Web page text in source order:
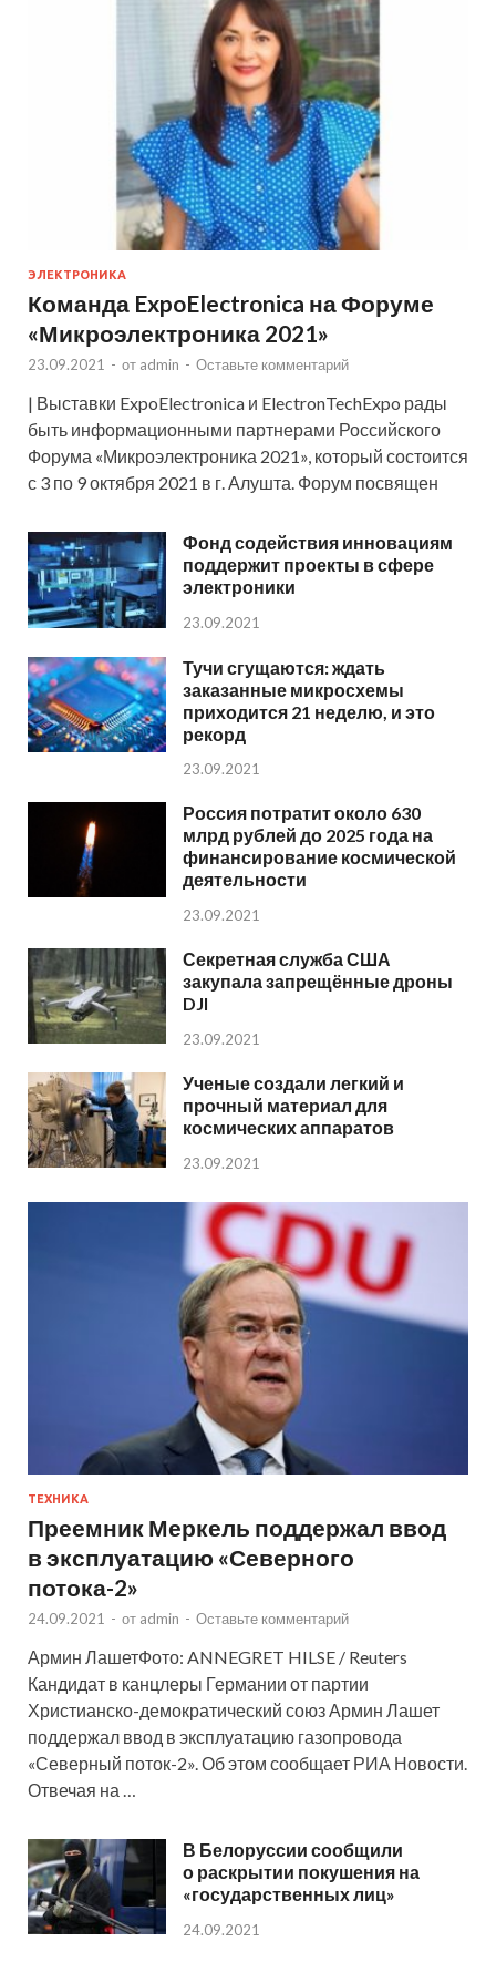
ЭЛЕКТРОНИКА
Команда ExpoElectronica на Форуме
«Микроэлектроника 2021»
23.09.2021 - от admin - Оставьте комментарий
| Выставки ExpoElectronica и ElectronTechExpo рады
быть информационными партнерами Российского
Форума «Микроэлектроника 2021», который состоится
с 3 по 9 октября 2021 в г. Алушта. Форум посвящен
Фонд содействия инновациям
поддержит проекты в сфере
электроники
23.09.2021
Тучи сгущаются: ждать
заказанные микросхемы
приходится 21 неделю, и это
рекорд
23.09.2021
Россия потратит около 630
млрд рублей до 2025 года на
финансирование космической
деятельности
23.09.2021
Секретная служба США
закупала запрещённые дроны
DJI
23.09.2021
Ученые создали легкий и
прочный материал для
космических аппаратов
23.09.2021
ТЕХНИКА
Преемник Меркель поддержал ввод
в эксплуатацию «Северного
потока-2»
24.09.2021 - от admin - Оставьте комментарий
Армин ЛашетФото: ANNEGRET HILSE / Reuters
Кандидат в канцлеры Германии от партии
Христианско-демократический союз Армин Лашет
поддержал ввод в эксплуатацию газопровода
«Северный поток-2». Об этом сообщает РИА Новости.
Отвечая на …
В Белоруссии сообщили
о раскрытии покушения на
«государственных лиц»
24.09.2021